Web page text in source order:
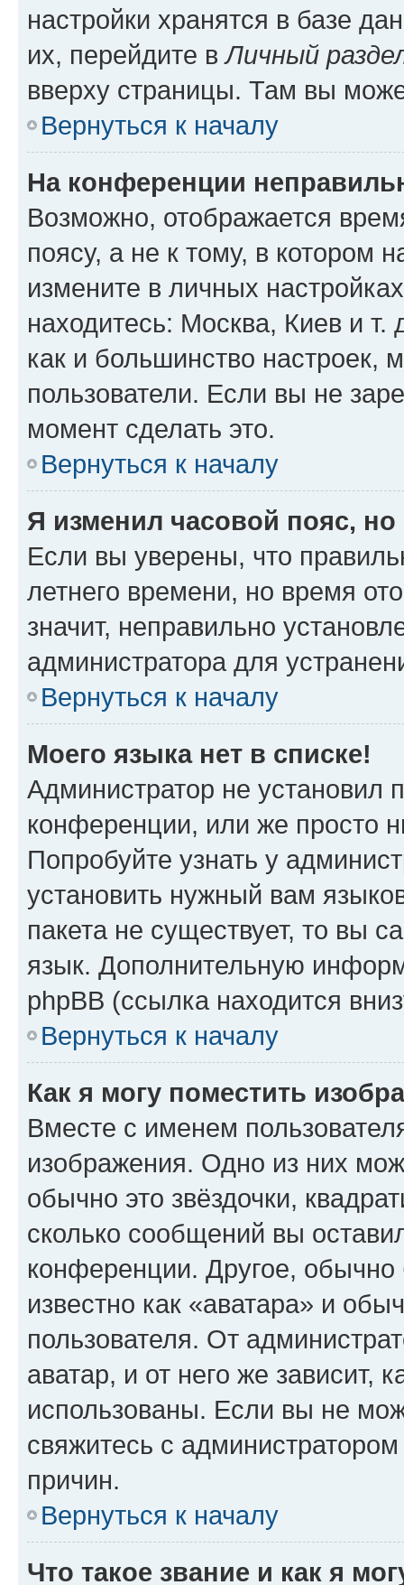
настройки хранятся в базе
их, перейдите вЛичный
вверху страницы. Там вы
Вернуться к началу
На конференции
Возможно, отображается
поясу, а не к тому, в котором
измените в личных
находитесь: Москва, Киев и т.
как и большинство настроек,
пользователи. Если вы не
момент сделать это.
Вернуться к началу
Я изменил часовой пояс,
Если вы уверены, что
летнего времени, но время
значит, неправильно
администратора для
Вернуться к началу
Моего языка нет в списке!
Администратор не установил
конференции, или же просто
Попробуйте узнать у
установить нужный вам
пакета не существует, то вы
язык. Дополнительную
phpBB (ссылка находится
Вернуться к началу
Как я могу поместить
Вместе с именем
изображения. Одно из них
обычно это звёздочки,
сколько сообщений вы
конференции. Другое,
известно как «аватара» и
пользователя. От
аватар, и от него же зависит,
использованы. Если вы не
свяжитесь с
причин.
Вернуться к началу
Что такое звание и как я